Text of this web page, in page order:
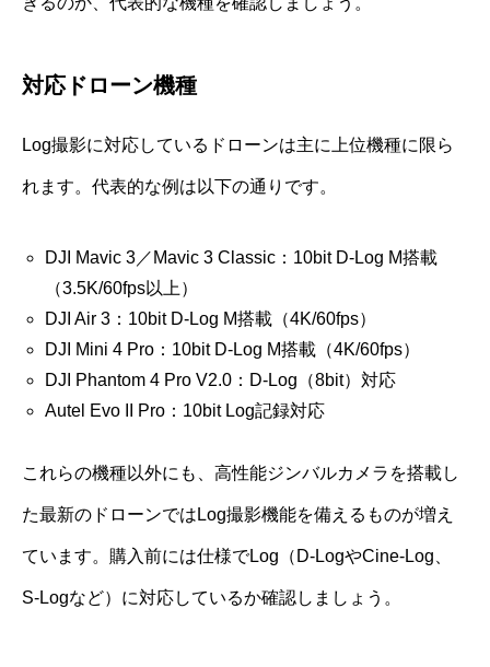
対応ドローン機種
Log撮影に対応しているドローンは主に上位機種に限ら
れます。代表的な例は以下の通りです。
DJI Mavic 3／Mavic 3 Classic：10bit D-Log M搭載
（3.5K/60fps以上）
DJI Air 3：10bit D-Log M搭載（4K/60fps）
DJI Mini 4 Pro：10bit D-Log M搭載（4K/60fps）
DJI Phantom 4 Pro V2.0：D-Log（8bit）対応
Autel Evo II Pro：10bit Log記録対応
これらの機種以外にも、高性能ジンバルカメラを搭載し
た最新のドローンではLog撮影機能を備えるものが増え
ています。購入前には仕様でLog（D-LogやCine-Log、
S-Logなど）に対応しているか確認しましょう。